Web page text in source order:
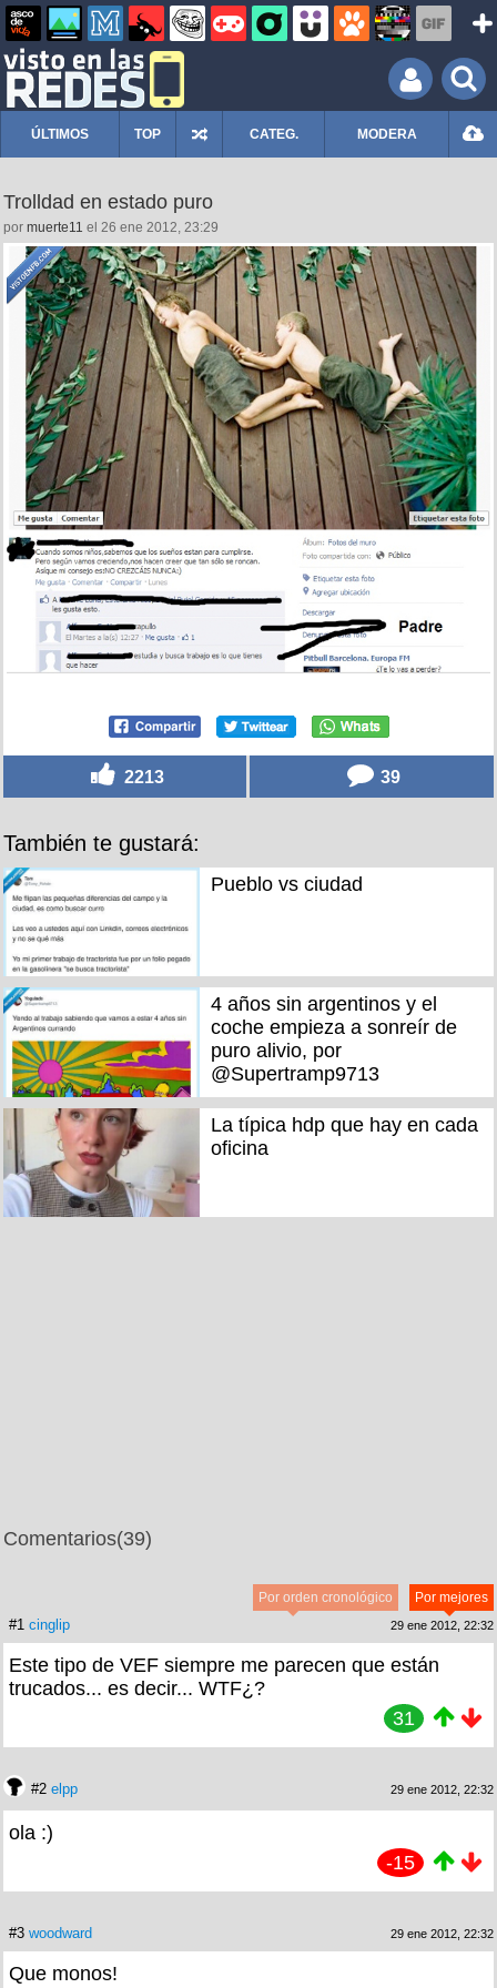
ÚLTIMOS TOP CATEG. MODERA
Trolldad en estado puro
por muerte11 el 26 ene 2012, 23:29
2213 39
También te gustará:
Pueblo vs ciudad
4 años sin argentinos y el
coche empieza a sonreír de
puro alivio, por
@Supertramp9713
La típica hdp que hay en cada
oficina
Comentarios(39)
Por mejores
Por orden cronológico
#1 cinglip 29 ene 2012, 22:32
Este tipo de VEF siempre me parecen que están
trucados... es decir... WTF¿?
31
#2 elpp 29 ene 2012, 22:32
ola :)
-15
#3 woodward 29 ene 2012, 22:32
Que monos!